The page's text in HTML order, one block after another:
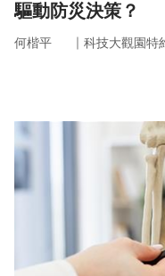
驅動防災決策？
何楷平 ｜ 科技大觀園特